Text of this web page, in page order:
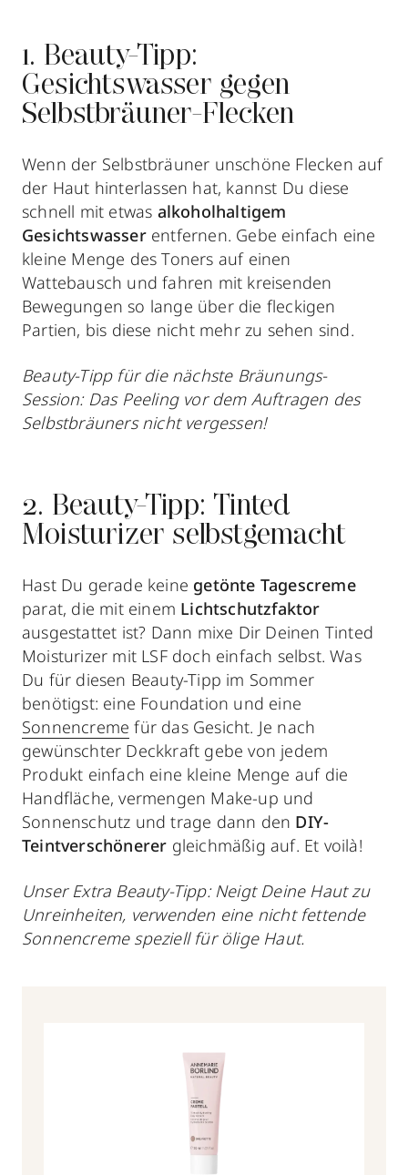
1. Beauty-Tipp:
Gesichtswasser gegen
Selbstbräuner-Flecken
Wenn der Selbstbräuner unschöne Flecken auf
der Haut hinterlassen hat, kannst Du diese
schnell mit etwas alkoholhaltigem
Gesichtswasserentfernen. Gebe einfach eine
kleine Menge des Toners auf einen
Wattebausch und fahren mit kreisenden
Bewegungen so lange über die fleckigen
Partien, bis diese nicht mehr zu sehen sind.
Beauty-Tipp für die nächste Bräunungs-
Session: Das Peeling vor dem Auftragen des
Selbstbräuners nicht vergessen!
2. Beauty-Tipp: Tinted
Moisturizer selbstgemacht
Hast Du gerade keine getönte Tagescreme
parat, die mit einem Lichtschutzfaktor
ausgestattet ist? Dann mixe Dir Deinen Tinted
Moisturizer mit LSF doch einfach selbst. Was
Du für diesen Beauty-Tipp im Sommer
benötigst: eine Foundation und eine
Sonnencreme für das Gesicht. Je nach
gewünschter Deckkraft gebe von jedem
Produkt einfach eine kleine Menge auf die
Handfläche, vermengen Make-up und
Sonnenschutz und trage dann den DIY-
Teintverschönerer gleichmäßig auf. Et voilà!
Unser Extra Beauty-Tipp: Neigt Deine Haut zu
Unreinheiten, verwenden eine nicht fettende
Sonnencreme speziell für ölige Haut.